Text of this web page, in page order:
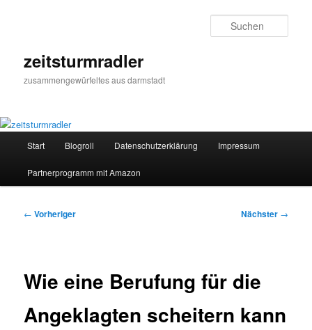
zeitsturmradler
zusammengewürfeltes aus darmstadt
Start Blogroll Datenschutzerklärung Impressum
Partnerprogramm mit Amazon
Beitragsnavigation
← Vorheriger Nächster →
Wie eine Berufung für die
Angeklagten scheitern kann